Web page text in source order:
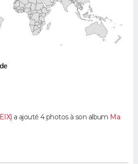
a ajouté 4 photos à son album Ma